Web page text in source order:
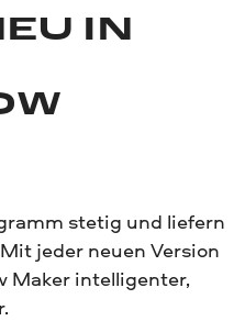
IN
stetig und liefern
jeder neuen Version
Maker intelligenter,